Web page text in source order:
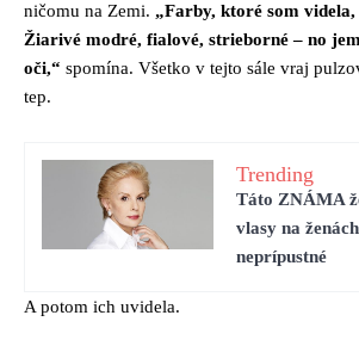
ničomu na Zemi. „Farby, ktoré som videla,
Žiarivé modré, fialové, strieborné – no
oči,“ spomína. Všetko v tejto sále vraj
tep.
Trending
Táto ZNÁMA
vlasy na
neprípustné
A potom ich uvidela.